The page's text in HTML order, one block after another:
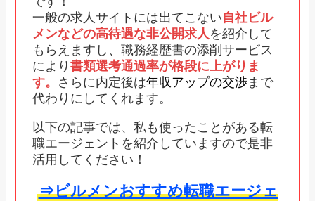
一般の求人サイトには出てこない自社ビル
メンなどの高待遇な非公開求人を紹介して
もらえますし、職務経歴書の添削サービス
により 書類選考通過率が格段に上がりま
す。
さらに内定後は年収アップの交渉まで
代わりにしてくれます。
以下の記事では、私も使ったことがある転
職エージェントを紹介していますので是非
活用してください！
⇒ビルメンおすすめ転職エージェ